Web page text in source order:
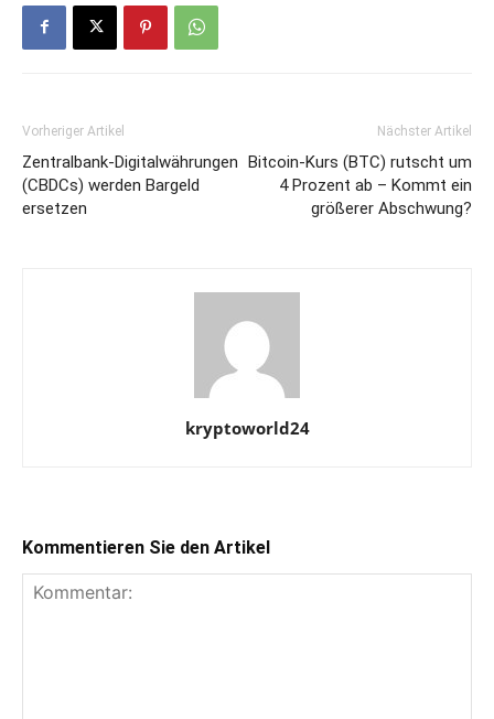
Vorheriger Artikel
Zentralbank-Digitalwährungen
(CBDCs) werden Bargeld
ersetzen
Nächster Artikel
Bitcoin-Kurs (BTC) rutscht um
4 Prozent ab – Kommt ein
größerer Abschwung?
kryptoworld24
Kommentieren Sie den Artikel